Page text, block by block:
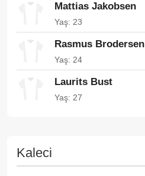
Mattias Jakobsen
Yaş: 23
Rasmus Brodersen
Yaş: 24
Laurits Bust
Yaş: 27
Kaleci